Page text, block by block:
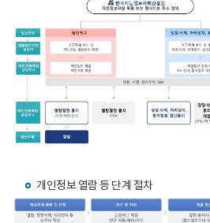
개인정보 열람 등 단계 절차